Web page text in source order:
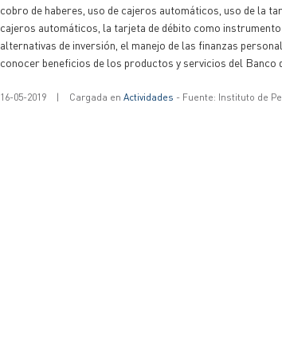
cobro de haberes, uso de cajeros automáticos, uso de la
cajeros automáticos, la tarjeta de débito como instrumento
alternativas de inversión, el manejo de las finanzas
conocer beneficios de los productos y servicios del Banco
16-05-2019 | Cargada en Actividades - Fuente: Instituto de